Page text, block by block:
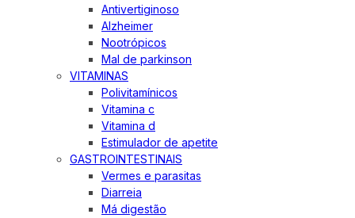
Antivertiginoso
Alzheimer
Nootrópicos
Mal de parkinson
VITAMINAS
Polivitamínicos
Vitamina c
Vitamina d
Estimulador de apetite
GASTROINTESTINAIS
Vermes e parasitas
Diarreia
Má digestão